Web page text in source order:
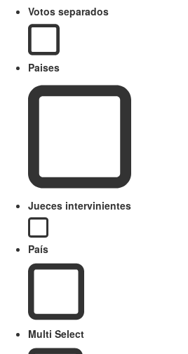
Votos separados
Paises
Jueces intervinientes
País
Multi Select